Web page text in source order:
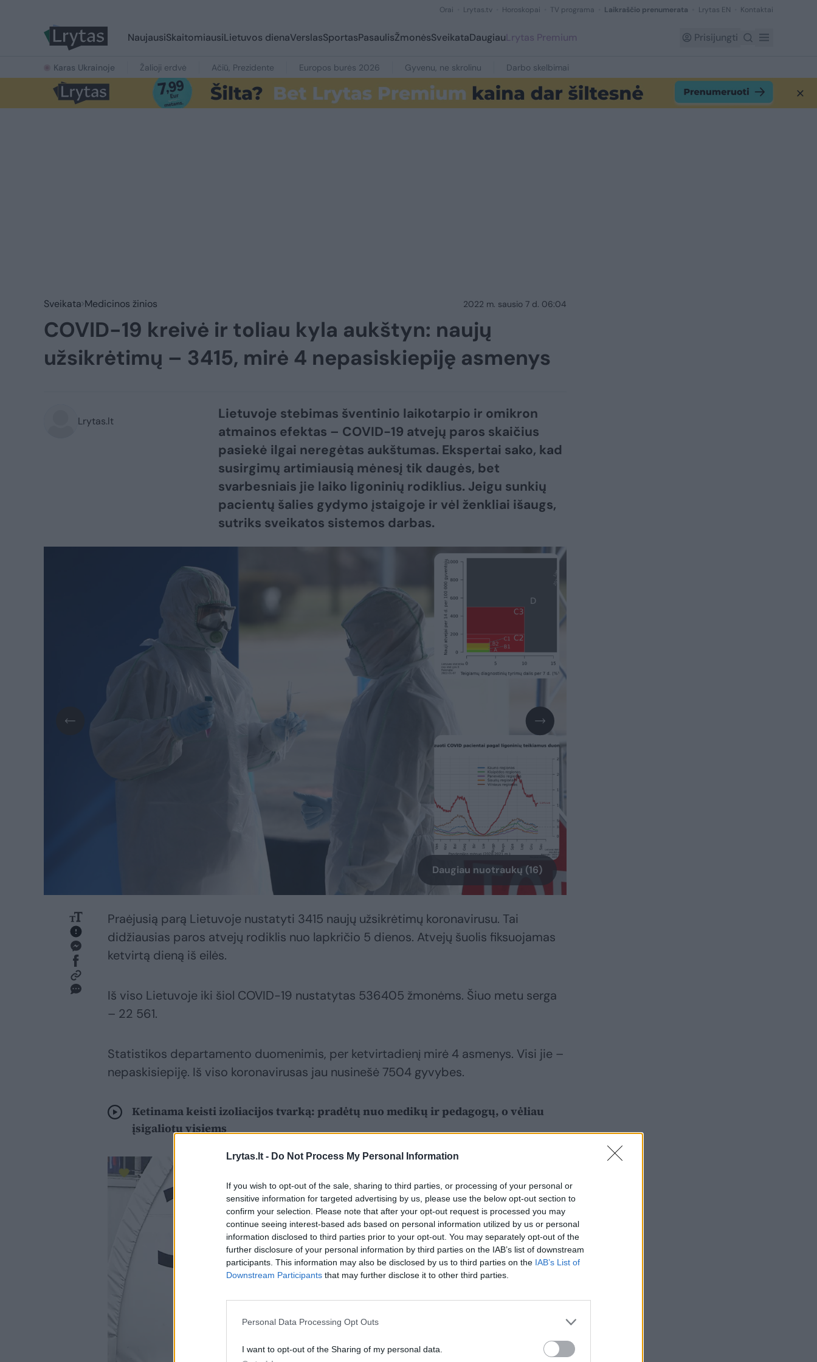
Lrytas.lt - Do Not Process My Personal Information
If you wish to opt-out of the sale, sharing to third parties, or processing of your personal or
sensitive information for targeted advertising by us, please use the below opt-out section to
confirm your selection. Please note that after your opt-out request is processed you may
continue seeing interest-based ads based on personal information utilized by us or personal
information disclosed to third parties prior to your opt-out. You may separately opt-out of the
further disclosure of your personal information by third parties on the IAB’s list of downstream
participants. This information may also be disclosed by us to third parties on the IAB’s List of
Downstream Participants that may further disclose it to other third parties.
Personal Data Processing Opt Outs
I want to opt-out of the Sharing of my personal data.
Orai Lrytas.tv Horoskopai TV programa Laikraščio prenumerata Lrytas EN Kontaktai
NaujausiSkaitomiausiLietuvos dienaVerslasSportasPasaulisŽmonėsSveikataDaugiauLrytas Premium Prisijungti
Karas Ukrainoje Žalioji erdvė Ačiū, Prezidente Europos burės 2026 Gyvenu, ne skrolinu Darbo skelbimai
Sveikata Medicinos žinios 2022 m. sausio 7 d. 06:04
COVID-19 kreivė ir toliau kyla aukštyn: naujų
užsikrėtimų – 3415, mirė 4 nepasiskiepiję asmenys
Lrytas.lt
Lietuvoje stebimas šventinio laikotarpio ir omikron
atmainos efektas – COVID-19 atvejų paros skaičius
pasiekė ilgai neregėtas aukštumas. Ekspertai sako, kad
susirgimų artimiausią mėnesį tik daugės, bet
svarbesniais jie laiko ligoninių rodiklius. Jeigu sunkių
pacientų šalies gydymo įstaigoje ir vėl ženkliai išaugs,
sutriks sveikatos sistemos darbas.
Daugiau nuotraukų (16)
Praėjusią parą Lietuvoje nustatyti 3415 naujų užsikrėtimų koronavirusu. Tai
didžiausias paros atvejų rodiklis nuo lapkričio 5 dienos. Atvejų šuolis fiksuojamas
ketvirtą dieną iš eilės.
Iš viso Lietuvoje iki šiol COVID-19 nustatytas 536405 žmonėms. Šiuo metu serga
– 22 561.
Statistikos departamento duomenimis, per ketvirtadienį mirė 4 asmenys. Visi jie –
nepaskisiepiję. Iš viso koronavirusas jau nusinešė 7504 gyvybes.
Ketinama keisti izoliacijos tvarką: pradėtų nuo medikų ir pedagogų, o vėliau
įsigaliotų visiems